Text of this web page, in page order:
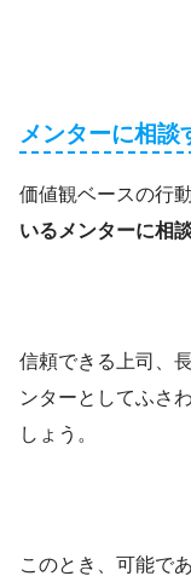
メンターに相談
価値観ベースの行
いるメンターに相談
信頼できる上司、
ンターとしてふさ
しょう。
このとき、可能で